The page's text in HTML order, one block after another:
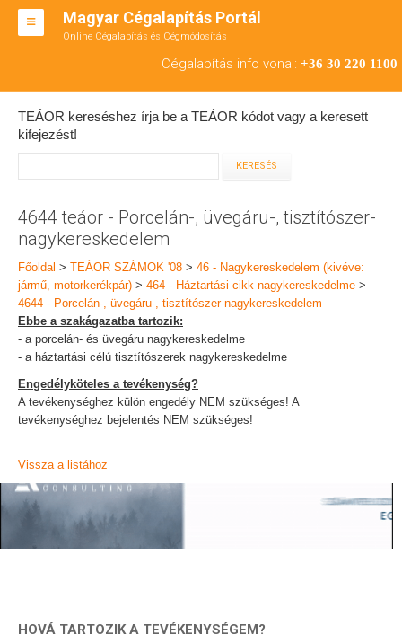
Magyar Cégalapítás Portál
Online Cégalapítás és Cégmódosítás
Cégalapítás info vonal: +36 30 220 1100
BT ALAPÍTÁS
RT ALAPÍTÁS
TEÁOR SZÁMOK '08
IRODÁK
TEÁOR kereséshez írja be a TEÁOR kódot vagy a keresett
kifejezést!
4644 teáor - Porcelán-, üvegáru-, tisztítószer-
nagykereskedelem
Főoldal > TEÁOR SZÁMOK '08 > 46 - Nagykereskedelem (kivéve:
jármű, motorkerékpár) > 464 - Háztartási cikk nagykereskedelme >
4644 - Porcelán-, üvegáru-, tisztítószer-nagykereskedelem
Ebbe a szakágazatba tartozik:
- a porcelán- és üvegáru nagykereskedelme
- a háztartási célú tisztítószerek nagykereskedelme
Engedélyköteles a tevékenység?
A tevékenységhez külön engedély NEM szükséges! A
tevékenységhez bejelentés NEM szükséges!
Vissza a listához
HOVÁ TARTOZIK A TEVÉKENYSÉGEM?